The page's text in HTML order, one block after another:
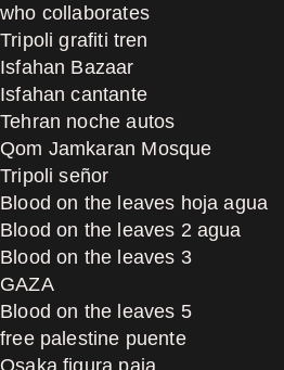
who collaborates
Tripoli grafiti tren
Isfahan Bazaar
Isfahan cantante
Tehran noche autos
Qom Jamkaran Mosque
Tripoli señor
Blood on the leaves hoja agua
Blood on the leaves 2 agua
Blood on the leaves 3
GAZA
Blood on the leaves 5
free palestine puente
Osaka figura paja